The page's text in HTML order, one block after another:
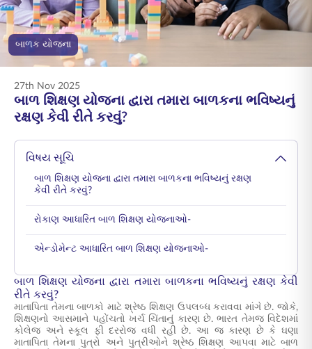
ENGLISH
ઑનલાઇન ખરીદો
બાળક યોજના
27th Nov 2025
બાળ શિક્ષણ યોજના દ્વારા તમારા બાળકના ભવિષ્યનું
રક્ષણ કેવી રીતે કરવું?
વિષય સૂચિ
બાળ શિક્ષણ યોજના દ્વારા તમારા બાળકના ભવિષ્યનું રક્ષણ
કેવી રીતે કરવું?
રોકાણ આધારિત બાળ શિક્ષણ યોજનાઓ-
એન્ડોમેન્ટ આધારિત બાળ શિક્ષણ યોજનાઓ-
બાળ શિક્ષણ યોજના દ્વારા તમારા બાળકના ભવિષ્યનું રક્ષણ કેવી
રીતે કરવું?
માતાપિતા તેમના બાળકો માટે શ્રેષ્ઠ શિક્ષણ ઉપલબ્ધ કરાવવા માંગે છે. જોકે,
શિક્ષણનો આસમાને પહોંચતો ખર્ચ ચિંતાનું કારણ છે. ભારત તેમજ વિદેશમાં
કોલેજ અને સ્કૂલ ફી દરરોજ વધી રહી છે. આ જ કારણ છે કે ઘણા
માતાપિતા તેમના પુત્રો અને પુત્રીઓને શ્રેષ્ઠ શિક્ષણ આપવા માટે બાળ